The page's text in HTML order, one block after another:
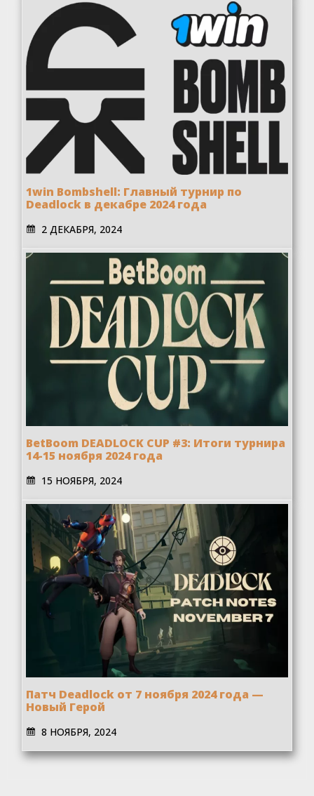
1win Bombshell: Главный турнир по
Deadlock в декабре 2024 года
2 ДЕКАБРЯ, 2024
BetBoom DEADLOCK CUP #3: Итоги турнира
14-15 ноября 2024 года
15 НОЯБРЯ, 2024
Патч Deadlock от 7 ноября 2024 года —
Новый Герой
8 НОЯБРЯ, 2024